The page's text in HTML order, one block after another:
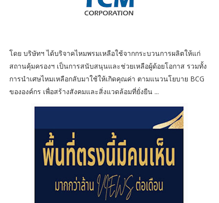
โดย บริษัทฯ ได้บริจาคไหมพรมเหลือใช้จากกระบวนการผลิตให้แก่
สถานคุ้มครองฯ เป็นการสนับสนุนและช่วยเหลือผู้ด้อยโอกาส รวมทั้ง
การนำเศษไหมเหลือกลับมาใช้ให้เกิดคุณค่า ตามแนวนโยบาย BCG
ขององค์กร เพื่อสร้างสังคมและสิ่งแวดล้อมที่ยั่งยืน ...